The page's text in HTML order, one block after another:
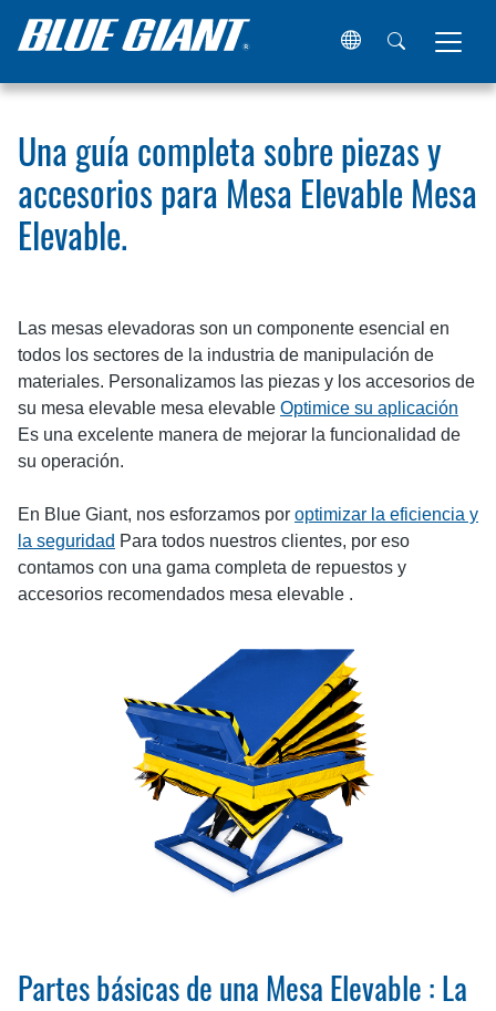
Hogar Recursos Artículos Una guía completa sobre
Una guía completa sobre piezas y
accesorios para Mesa Elevable Mesa
Elevable.
Las mesas elevadoras son un componente esencial en
todos los sectores de la industria de manipulación de
materiales. Personalizamos las piezas y los accesorios de
su mesa elevable mesa elevable Optimice su aplicación
Es una excelente manera de mejorar la funcionalidad de
su operación.
En Blue Giant, nos esforzamos por optimizar la eficiencia y
la seguridad Para todos nuestros clientes, por eso
contamos con una gama completa de repuestos y
accesorios recomendados mesa elevable .
Partes básicas de una Mesa Elevable : La